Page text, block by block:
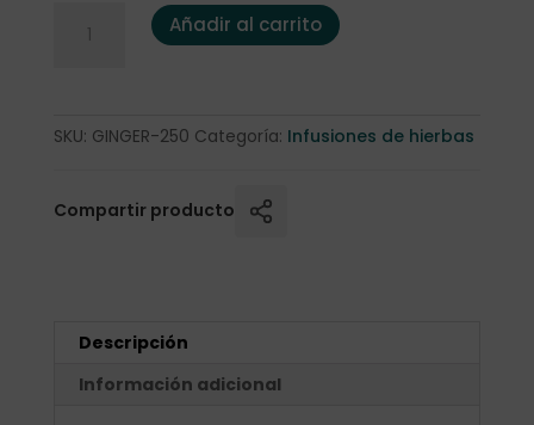
Jengibre cortado 250 gr. cantidad
Añadir al carrito
SKU: GINGER-250 Categoría: Infusiones de hierbas
Compartir producto
Descripción
Información adicional